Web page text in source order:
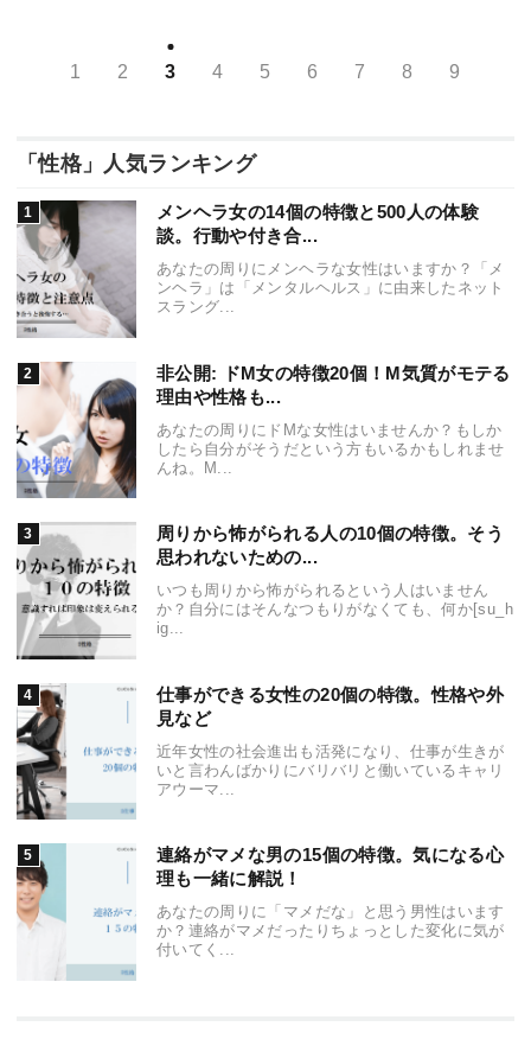
1 2 3 4 5 6 7 8 9
「性格」人気ランキング
メンヘラ女の14個の特徴と500人の体験
談。行動や付き合...
あなたの周りにメンヘラな女性はいますか？「メ
ンヘラ」は「メンタルヘルス」に由来したネット
スラング...
非公開: ドM女の特徴20個！M気質がモテる
理由や性格も...
あなたの周りにドMな女性はいませんか？もしか
したら自分がそうだという方もいるかもしれませ
んね。M...
周りから怖がられる人の10個の特徴。そう
思われないための...
いつも周りから怖がられるという人はいません
か？自分にはそんなつもりがなくても、何か[su_h
ig...
仕事ができる女性の20個の特徴。性格や外
見など
近年女性の社会進出も活発になり、仕事が生きが
いと言わんばかりにバリバリと働いているキャリ
アウーマ...
連絡がマメな男の15個の特徴。気になる心
理も一緒に解説！
あなたの周りに「マメだな」と思う男性はいます
か？連絡がマメだったりちょっとした変化に気が
付いてく...